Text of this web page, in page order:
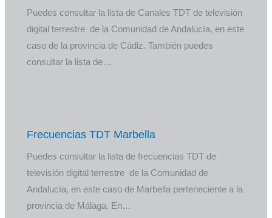
Puedes consultar la lista de Canales TDT de televisión
digital terrestre de la Comunidad de Andalucía, en este
caso de la provincia de Cádiz. También puedes
consultar la lista de…
Frecuencias TDT Marbella
Puedes consultar la lista de frecuencias TDT de
televisión digital terrestre de la Comunidad de
Andalucía, en este caso de Marbella perteneciente a la
provincia de Málaga. En…